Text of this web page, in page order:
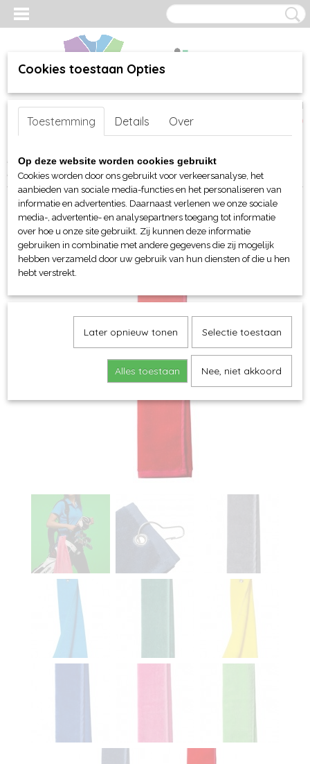
Inloggen Registreren
(0)
Home >webshop>Bed-, Bad-, Keuken en Tafellinnen
Handdoeken en Strandlakens> Myrtle Beach golf handdoek
Cookies toestaan Opties
Toestemming Details Over
Op deze website worden cookies gebruikt
Cookies worden door ons gebruikt voor verkeersanalyse, het
aanbieden van sociale media-functies en het personaliseren van
informatie en advertenties. Daarnaast verlenen we onze sociale
media-, advertentie- en analysepartners toegang tot informatie
over hoe u onze site gebruikt. Zij kunnen deze informatie
gebruiken in combinatie met andere gegevens die zij mogelijk
hebben verzameld door uw gebruik van hun diensten of die u hen
hebt verstrekt.
Later opnieuw tonen Selectie toestaan
Alles toestaan Nee, niet akkoord